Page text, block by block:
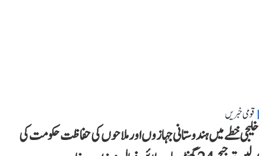
قومی خبریں
خلیجی خطے میں ہندوستانی جہازوں اور ملاحوں کی حفاظت حکومت کی